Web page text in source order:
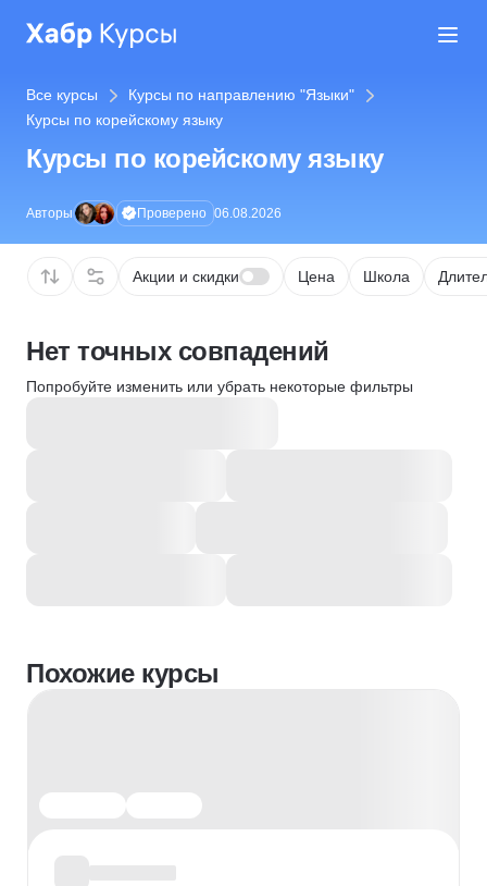
Все курсы
Курсы по направлению "Языки"
Курсы по корейскому языку
Курсы по корейскому языку
Авторы Проверено 06.08.2026
Акции и скидки Цена Школа
Нет точных совпадений
Попробуйте изменить или убрать некоторые фильтры
Похожие курсы